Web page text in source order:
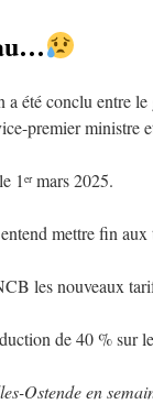
a été conclu entre
premier ministre
1 ermars 2025.
mettre fin
les nouveaux
de 40 % sur
Ostende en